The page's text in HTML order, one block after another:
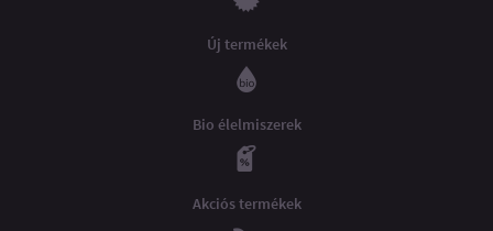
Új termékek
Bio élelmiszerek
Akciós termékek